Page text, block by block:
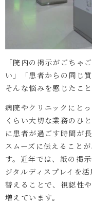
「院内の掲示がごちゃ
い」「患者からの同じ
そんな悩みを感じたこ
病院やクリニックにと
くらい大切な業務のひ
に患者が過ごす時間が
スムーズに伝えること
す。近年では、紙の掲
ジタルディスプレイを
替えることで、視認性
増えています。